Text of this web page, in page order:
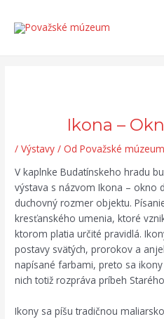
obsah
Ikona –
/Výstavy / Od Považské múzeum
V kaplnke Budatínskeho hradu
výstava s názvom Ikona – okno
duchovný rozmer objektu.
kresťanského umenia, ktoré
ktorom platia určité pravidlá.
postavy svätých, prorokov a
napísané farbami, preto sa
nich totiž rozpráva príbeh
Ikony sa píšu tradičnou
navigation